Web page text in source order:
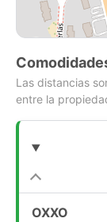
Las distancias
entre la
OXXO